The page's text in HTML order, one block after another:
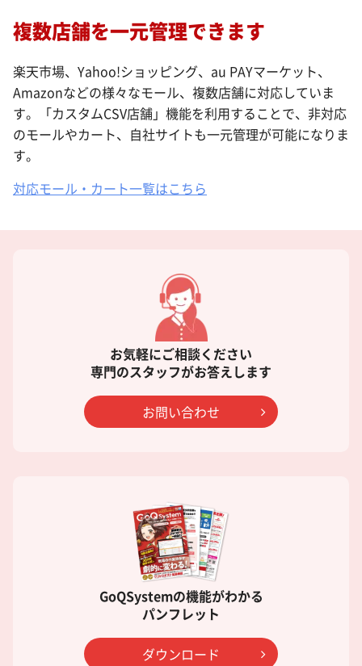
複数店舗を一元管理できます
楽天市場、Yahoo!ショッピング、au PAYマーケット、
Amazonなどの様々なモール、複数店舗に対応していま
す。「カスタムCSV店舗」機能を利用することで、非対応
のモールやカート、自社サイトも一元管理が可能になりま
す。
対応モール・カート一覧はこちら
お気軽にご相談ください
専門のスタッフがお答えします
お問い合わせ
GoQSystemの機能がわかる
パンフレット
ダウンロード